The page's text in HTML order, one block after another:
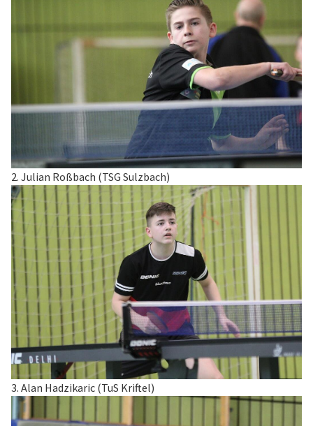
2. Julian Roßbach (TSG Sulzbach)
3. Alan Hadzikaric (TuS Kriftel)